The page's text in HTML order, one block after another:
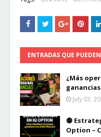
ENTRADAS QUE
¿Más
July 03,
🟡
Option –